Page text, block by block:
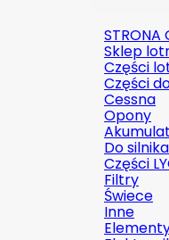
STRONA
Sklep
Części
Części
Cessna
Opony
Do silnika
Części
Filtry
Świece
Inne